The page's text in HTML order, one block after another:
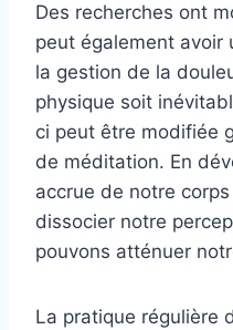
Des recherches ont
peut également avoir
la gestion de la
physique soit
ci peut être modifiée
de méditation. En
accrue de notre
dissocier notre
pouvons atténuer
La pratique régulière